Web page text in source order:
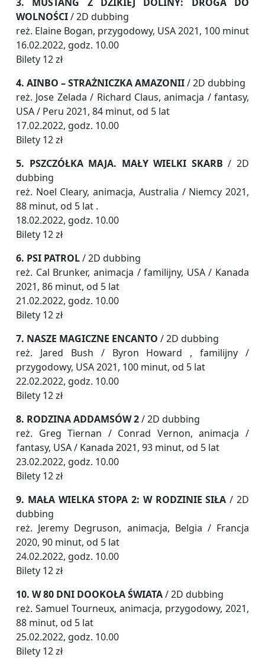
WOLNOŚCI/ 2D dubbing
reż. Elaine Bogan, przygodowy, USA 2021, 100 minut
16.02.2022, godz. 10.00
Bilety 12 zł
4. AINBO – STRAŻNICZKA AMAZONII/ 2D dubbing
reż. Jose Zelada / Richard Claus, animacja / fantasy,
USA / Peru 2021, 84 minut, od 5 lat
17.02.2022, godz. 10.00
Bilety 12 zł
5. PSZCZÓŁKA MAJA. MAŁY WIELKI SKARB / 2D
dubbing
reż. Noel Cleary, animacja, Australia / Niemcy 2021,
88 minut, od 5 lat .
18.02.2022, godz. 10.00
Bilety 12 zł
6. PSI PATROL/ 2D dubbing
reż. Cal Brunker, animacja / familijny, USA / Kanada
2021, 86 minut, od 5 lat
21.02.2022, godz. 10.00
Bilety 12 zł
7. NASZE MAGICZNE ENCANTO / 2D dubbing
reż. Jared Bush / Byron Howard , familijny /
przygodowy, USA 2021, 100 minut, od 5 lat
22.02.2022, godz. 10.00
Bilety 12 zł
8. RODZINA ADDAMSÓW 2/ 2D dubbing
reż. Greg Tiernan / Conrad Vernon, animacja /
fantasy, USA / Kanada 2021, 93 minut, od 5 lat
23.02.2022, godz. 10.00
Bilety 12 zł
9. MAŁA WIELKA STOPA 2: W RODZINIE SIŁA / 2D
dubbing
reż. Jeremy Degruson, animacja, Belgia / Francja
2020, 90 minut, od 5 lat
24.02.2022, godz. 10.00
Bilety 12 zł
10. W 80 DNI DOOKOŁA ŚWIATA/ 2D dubbing
reż. Samuel Tourneux, animacja, przygodowy, 2021,
88 minut, od 5 lat
25.02.2022, godz. 10.00
Bilety 12 zł